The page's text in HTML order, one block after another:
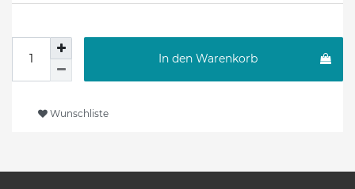
In den Warenkorb
Wunschliste